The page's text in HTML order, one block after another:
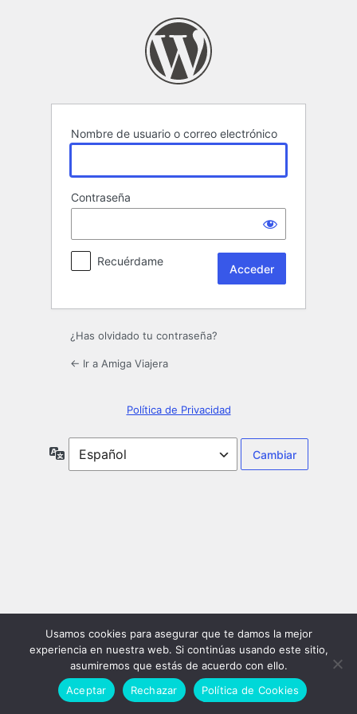
Nombre de usuario o correo electrónico
Contraseña
Recuérdame
¿Has olvidado tu contraseña?
← Ir a Amiga Viajera
Política de Privacidad
Idioma
Usamos cookies para asegurar que te damos la mejor
experiencia en nuestra web. Si continúas usando este sitio,
asumiremos que estás de acuerdo con ello.
Aceptar
Rechazar Política de Cookies